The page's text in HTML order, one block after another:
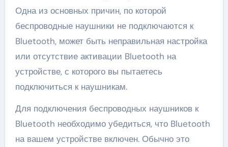
Одна из основных причин, по которой
беспроводные наушники не подключаются к
Bluetooth, может быть неправильная настройка
или отсутствие активации Bluetooth на
устройстве, с которого вы пытаетесь
подключиться к наушникам.
Для подключения беспроводных наушников к
Bluetooth необходимо убедиться, что Bluetooth
на вашем устройстве включен. Обычно это